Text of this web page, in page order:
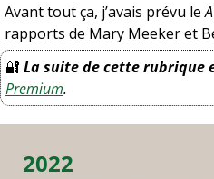
Avant tout ça, j’avais prévu le
rapports de Mary Meeker et
🔐 La suite de cette rubrique
Premium.
2022